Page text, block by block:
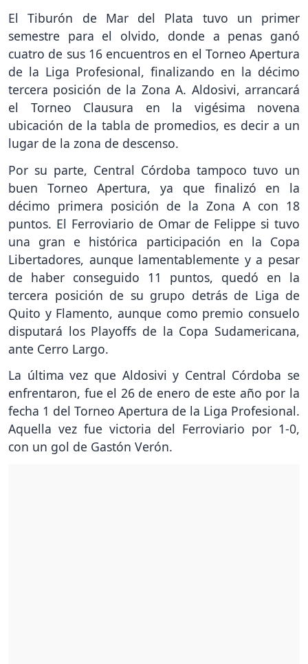
El Tiburón de Mar del Plata tuvo un primer
semestre para el olvido, donde a penas ganó
cuatro de sus 16 encuentros en el Torneo Apertura
de la Liga Profesional, finalizando en la décimo
tercera posición de la Zona A. Aldosivi, arrancará
el Torneo Clausura en la vigésima novena
ubicación de la tabla de promedios, es decir a un
lugar de la zona de descenso.
Por su parte, Central Córdoba tampoco tuvo un
buen Torneo Apertura, ya que finalizó en la
décimo primera posición de la Zona A con 18
puntos. El Ferroviario de Omar de Felippe si tuvo
una gran e histórica participación en la Copa
Libertadores, aunque lamentablemente y a pesar
de haber conseguido 11 puntos, quedó en la
tercera posición de su grupo detrás de Liga de
Quito y Flamento, aunque como premio consuelo
disputará los Playoffs de la Copa Sudamericana,
ante Cerro Largo.
La última vez que Aldosivi y Central Córdoba se
enfrentaron, fue el 26 de enero de este año por la
fecha 1 del Torneo Apertura de la Liga Profesional.
Aquella vez fue victoria del Ferroviario por 1-0,
con un gol de Gastón Verón.